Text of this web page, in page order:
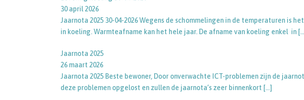
30 april 2026
Jaarnota 2025 30-04-2026 Wegens de schommelingen in de temperaturen is
in koeling. Warmteafname kan het hele jaar. De afname van koeling enkel in
Jaarnota 2025
26 maart 2026
Jaarnota 2025 Beste bewoner, Door onverwachte ICT-problemen zijn de
deze problemen opgelost en zullen de jaarnota’s zeer binnenkort […]